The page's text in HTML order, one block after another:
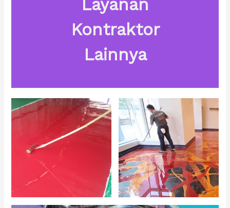
Layanan
Kontraktor
Lainnya